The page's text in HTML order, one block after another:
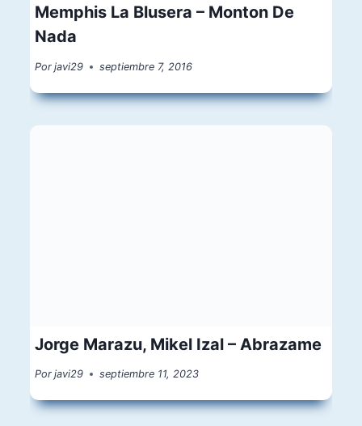
Memphis La Blusera – Monton De
Nada
Por javi29 septiembre 7, 2016
Jorge Marazu, Mikel Izal – Abrazame
Por javi29 septiembre 11, 2023